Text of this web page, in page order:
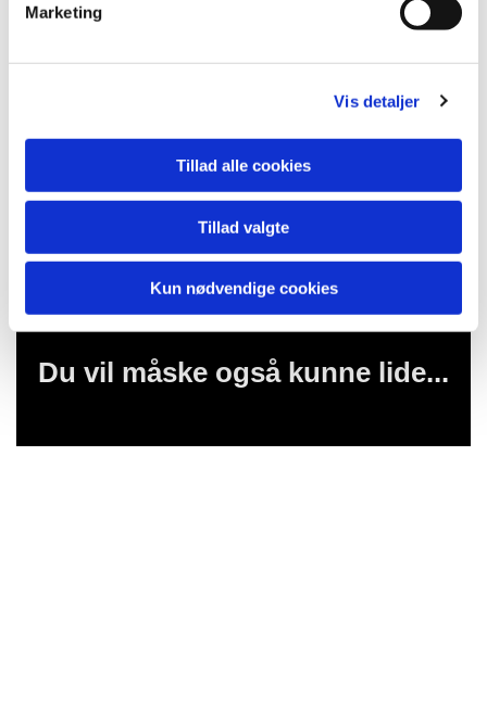
Marketing
Vis detaljer
Tillad alle cookies
Tillad valgte
Kun nødvendige cookies
Du vil måske også kunne lide...